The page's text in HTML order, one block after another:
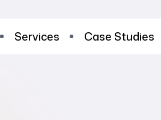
Services Case Studies